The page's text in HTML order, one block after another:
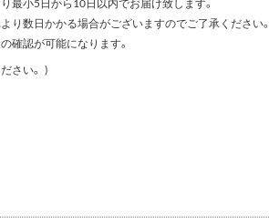
最小5日から10日以内でお届け致します。
り数日かかる場合がございますのでご了承ください。
確認が可能になります。
さい。)